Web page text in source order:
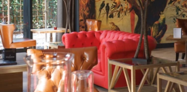
Varende locatie